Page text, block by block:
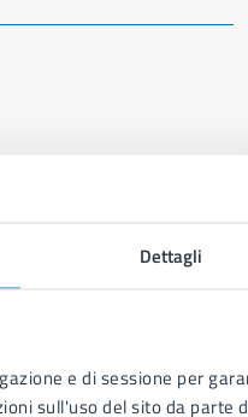
Dettagli
e di sessione per
sull'uso del sito da parte
- 80133